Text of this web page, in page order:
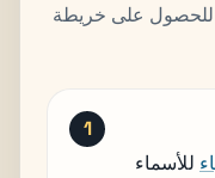
للحصول على خريطة
للأسماء